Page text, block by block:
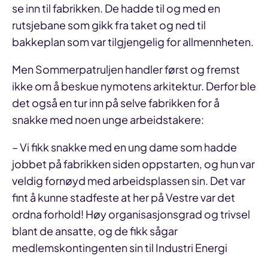
se inn til fabrikken. De hadde til og med en
rutsjebane som gikk fra taket og ned til
bakkeplan som var tilgjengelig for allmennheten.
Men Sommerpatruljen handler først og fremst
ikke om å beskue nymotens arkitektur. Derfor ble
det også en tur inn på selve fabrikken for å
snakke med noen unge arbeidstakere:
– Vi fikk snakke med en ung dame som hadde
jobbet på fabrikken siden oppstarten, og hun var
veldig fornøyd med arbeidsplassen sin. Det var
fint å kunne stadfeste at her på Vestre var det
ordna forhold! Høy organisasjonsgrad og trivsel
blant de ansatte, og de fikk sågar
medlemskontingenten sin til Industri Energi